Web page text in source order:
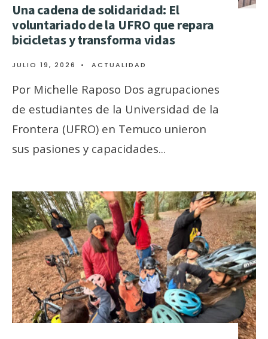
Una cadena de solidaridad: El
voluntariado de la UFRO que repara
bicicletas y transforma vidas
JULIO 19, 2026 • ACTUALIDAD
Por Michelle Raposo Dos agrupaciones
de estudiantes de la Universidad de la
Frontera (UFRO) en Temuco unieron
sus pasiones y capacidades...